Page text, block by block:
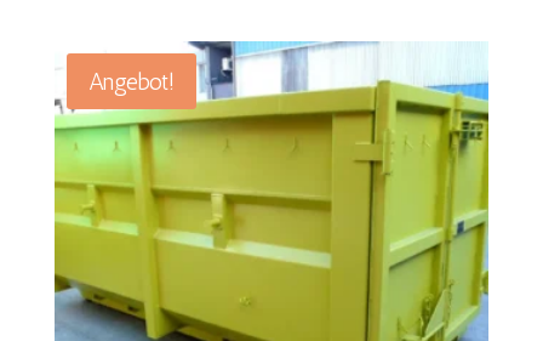
€3,500.00€3,000.00.
Angebot!